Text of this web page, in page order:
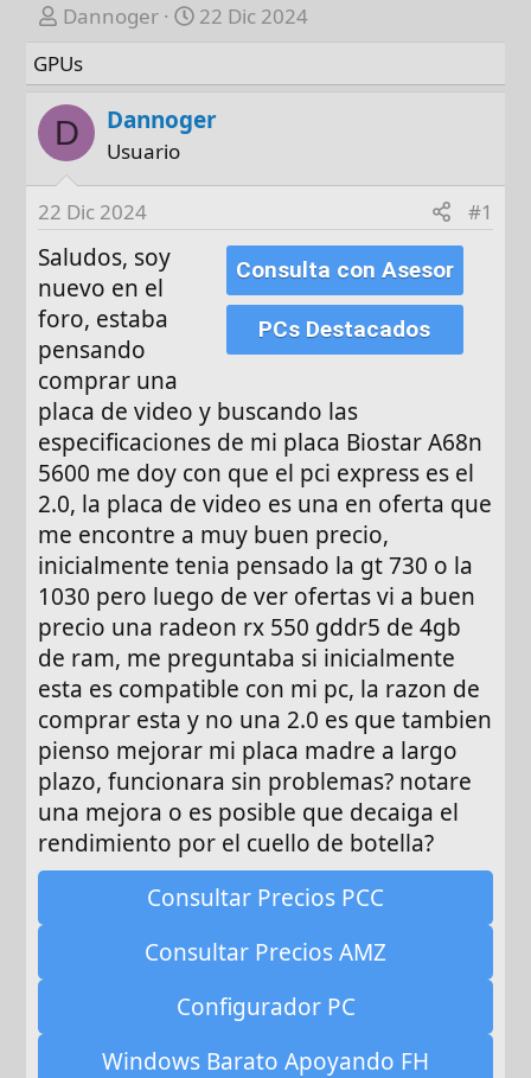
A
t
r
Dannoger
F
a
e
n
22 Dic 2024
GPUs
D Dannoger
Usuario
22 Dic 2024 #1
Consulta con Asesor
PCs Destacados
Saludos, soy
nuevo en el
foro, estaba
pensando
comprar una
placa de video y buscando las
especificaciones de mi placa Biostar A68n
5600 me doy con que el pci express es el
2.0, la placa de video es una en oferta que
me encontre a muy buen precio,
inicialmente tenia pensado la gt 730 o la
1030 pero luego de ver ofertas vi a buen
precio una radeon rx 550 gddr5 de 4gb
de ram, me preguntaba si inicialmente
esta es compatible con mi pc, la razon de
comprar esta y no una 2.0 es que tambien
pienso mejorar mi placa madre a largo
plazo, funcionara sin problemas? notare
una mejora o es posible que decaiga el
rendimiento por el cuello de botella?
Consultar Precios PCC
Consultar Precios AMZ
Configurador PC
Windows Barato Apoyando FH